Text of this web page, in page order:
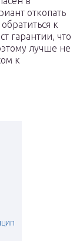
откопать
к
гарантии, что
лучше не
к